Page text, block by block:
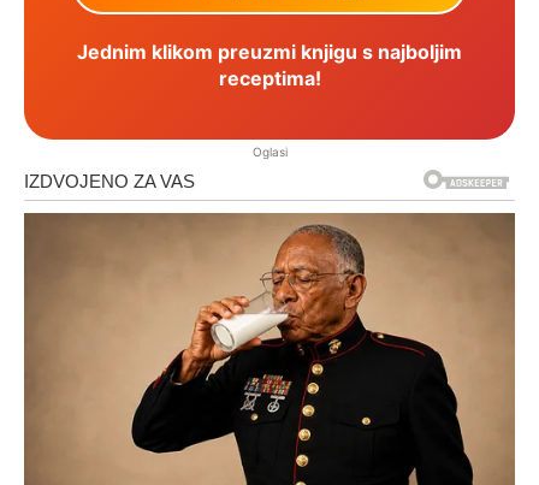
Jednim klikom preuzmi knjigu s najboljim
receptima!
Oglasi